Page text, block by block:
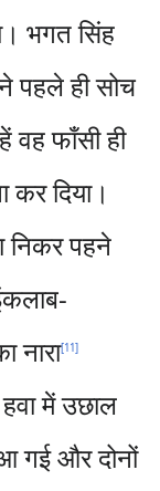
भगत सिंह
पहले ही सोच
वह फाँसी ही
कर दिया।
निकर पहने
नारा[11]
में उछाल
गई और दोनों